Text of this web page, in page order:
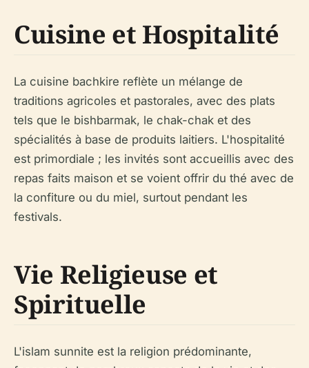
Cuisine et Hospitalité
La cuisine bachkire reflète un mélange de
traditions agricoles et pastorales, avec des plats
tels que le bishbarmak, le chak-chak et des
spécialités à base de produits laitiers. L'hospitalité
est primordiale ; les invités sont accueillis avec des
repas faits maison et se voient offrir du thé avec de
la confiture ou du miel, surtout pendant les
festivals.
Vie Religieuse et
Spirituelle
L'islam sunnite est la religion prédominante,